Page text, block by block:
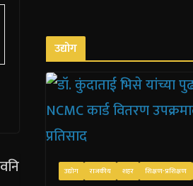
उद्योग
उद्योग राजकीय शहर शिक्षण-प्रशिक्षण